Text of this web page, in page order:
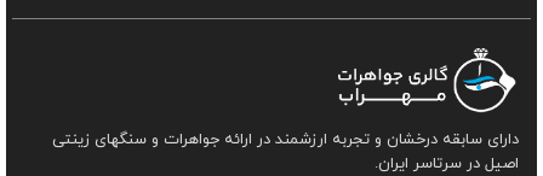
دارای سابقه درخشان و تجربه ارزشمند در ارائه جواهرات و سنگهای زینتی
اصیل در سرتاسر ایران.